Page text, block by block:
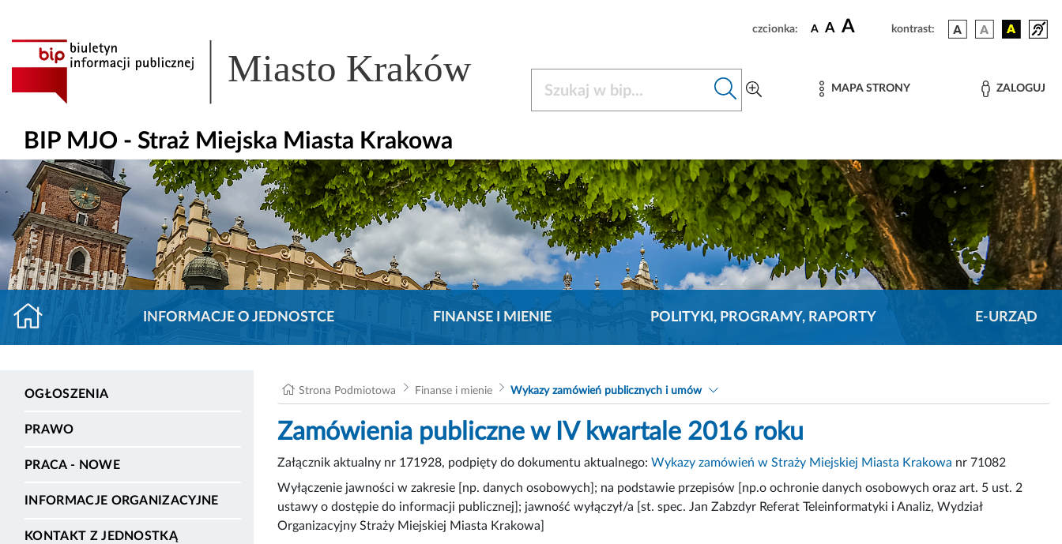
czcionka: A A A kontrast:
Miasto Kraków MAPA STRONY ZALOGUJ
BIP MJO - Straż Miejska Miasta Krakowa
INFORMACJE O JEDNOSTCE FINANSE I MIENIE POLITYKI, PROGRAMY, RAPORTY E-URZĄD
OGŁOSZENIA
PRAWO
PRACA - NOWE
INFORMACJE ORGANIZACYJNE
KONTAKT Z JEDNOSTKĄ
Strona Podmiotowa Finanse i mienie Wykazy zamówień publicznych i umów
Zamówienia publiczne w IV kwartale 2016 roku
Załącznik aktualny nr 171928, podpięty do dokumentu aktualnego: Wykazy zamówień w Straży Miejskiej Miasta Krakowa nr 71082
Wyłączenie jawności w zakresie [np. danych osobowych]; na podstawie przepisów [np.o ochronie danych osobowych oraz art. 5 ust. 2
ustawy o dostępie do informacji publicznej]; jawność wyłączył/a [st. spec. Jan Zabzdyr Referat Teleinformatyki i Analiz, Wydział
Organizacyjny Straży Miejskiej Miasta Krakowa]